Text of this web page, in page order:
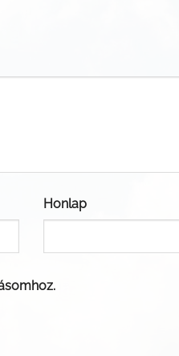
Honlap